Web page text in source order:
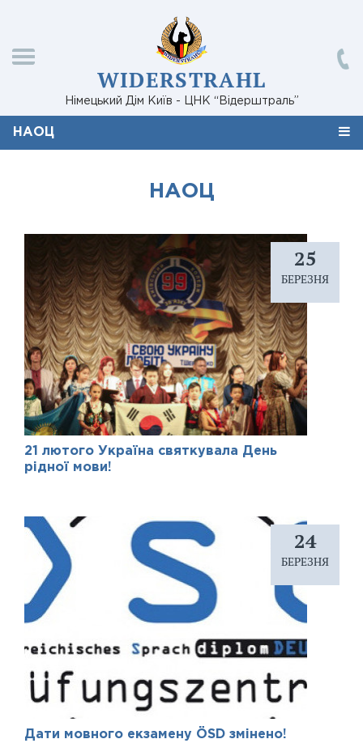
WIDERSTRAHL
Німецький Дім Київ - ЦНК “Відерштраль”
НАОЦ
НАОЦ
25
БЕРЕЗНЯ
21 лютого Україна святкувала День
рідної мови!
24
БЕРЕЗНЯ
Дати мовного екзамену ÖSD змінено!